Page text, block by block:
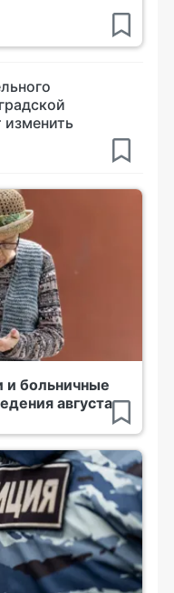
изменить
и больничные
августа